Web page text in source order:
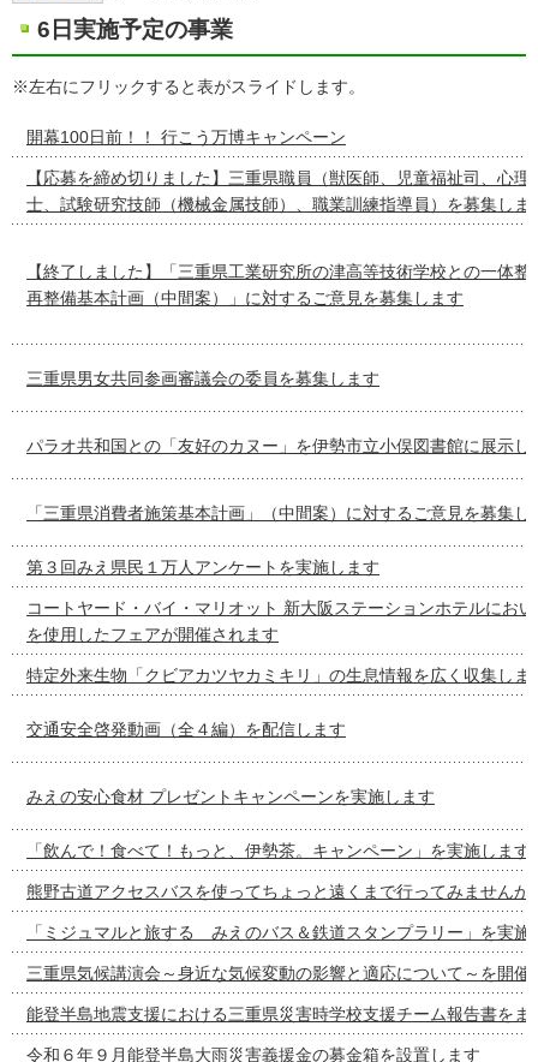
6日実施予定の事業
※左右にフリックすると表がスライドします。
開幕100日前！！ 行こう万博キャンペーン
【応募を締め切りました】三重県職員（獣医師、児童福祉司、心理
士、試験研究技師（機械金属技師）、職業訓練指導員）を募集しま
【終了しました】「三重県工業研究所の津高等技術学校との一体
再整備基本計画（中間案）」に対するご意見を募集します
三重県男女共同参画審議会の委員を募集します
パラオ共和国との「友好のカヌー」を伊勢市立小俣図書館に展示し
「三重県消費者施策基本計画」（中間案）に対するご意見を募集し
第３回みえ県民１万人アンケートを実施します
コートヤード・バイ・マリオット 新大阪ステーションホテルにお
を使用したフェアが開催されます
特定外来生物「クビアカツヤカミキリ」の生息情報を広く収集しま
交通安全啓発動画（全４編）を配信します
みえの安心食材 プレゼントキャンペーンを実施します
「飲んで！食べて！もっと、伊勢茶。キャンペーン」を実施します
熊野古道アクセスバスを使ってちょっと遠くまで行ってみませんか
「ミジュマルと旅する みえのバス＆鉄道スタンプラリー」を実施
三重県気候講演会～身近な気候変動の影響と適応について～を開催
能登半島地震支援における三重県災害時学校支援チーム報告書をま
令和６年９月能登半島大雨災害義援金の募金箱を設置します